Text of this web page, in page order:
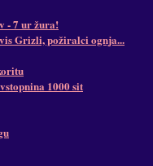
- 7 ur žura!
Grizli, požiralci ognja...
1000 sit